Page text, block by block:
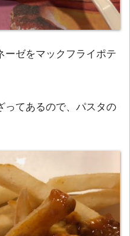
ーゼをマックフライポテ
ってあるので、パスタの